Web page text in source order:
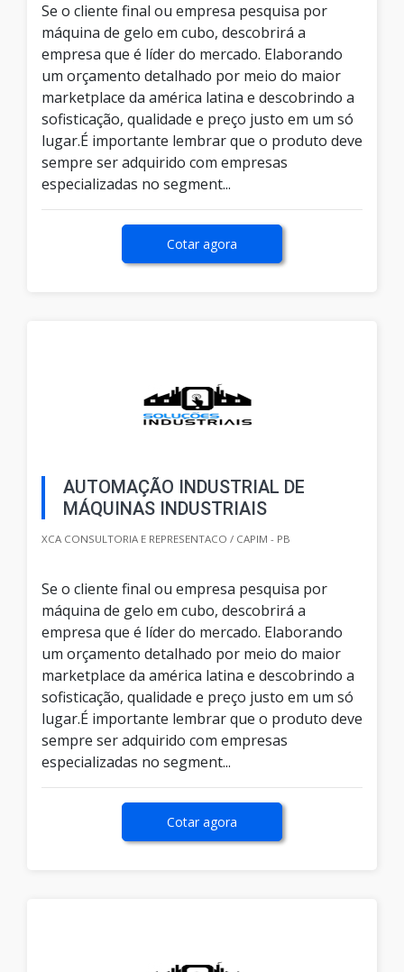
Se o cliente final ou empresa pesquisa por
máquina de gelo em cubo, descobrirá a
empresa que é líder do mercado. Elaborando
um orçamento detalhado por meio do maior
marketplace da américa latina e descobrindo a
sofisticação, qualidade e preço justo em um só
lugar.É importante lembrar que o produto deve
sempre ser adquirido com empresas
especializadas no segment...
Cotar agora
AUTOMAÇÃO INDUSTRIAL DE
MÁQUINAS INDUSTRIAIS
XCA CONSULTORIA E REPRESENTACO / CAPIM - PB
Se o cliente final ou empresa pesquisa por
máquina de gelo em cubo, descobrirá a
empresa que é líder do mercado. Elaborando
um orçamento detalhado por meio do maior
marketplace da américa latina e descobrindo a
sofisticação, qualidade e preço justo em um só
lugar.É importante lembrar que o produto deve
sempre ser adquirido com empresas
especializadas no segment...
Cotar agora